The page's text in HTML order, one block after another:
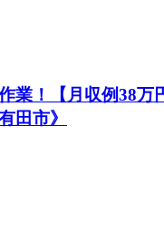
業！【月収例38
田市》